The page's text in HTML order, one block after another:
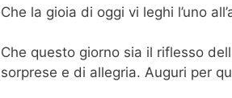
Che la gioia di oggi vi leghi l’uno
Che questo giorno sia il riflesso
sorprese e di allegria. Auguri per